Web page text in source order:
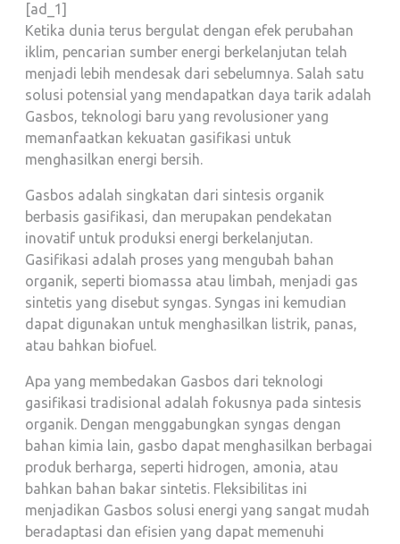
[ad_1]
Ketika dunia terus bergulat dengan efek perubahan
iklim, pencarian sumber energi berkelanjutan telah
menjadi lebih mendesak dari sebelumnya. Salah satu
solusi potensial yang mendapatkan daya tarik adalah
Gasbos, teknologi baru yang revolusioner yang
memanfaatkan kekuatan gasifikasi untuk
menghasilkan energi bersih.
Gasbos adalah singkatan dari sintesis organik
berbasis gasifikasi, dan merupakan pendekatan
inovatif untuk produksi energi berkelanjutan.
Gasifikasi adalah proses yang mengubah bahan
organik, seperti biomassa atau limbah, menjadi gas
sintetis yang disebut syngas. Syngas ini kemudian
dapat digunakan untuk menghasilkan listrik, panas,
atau bahkan biofuel.
Apa yang membedakan Gasbos dari teknologi
gasifikasi tradisional adalah fokusnya pada sintesis
organik. Dengan menggabungkan syngas dengan
bahan kimia lain, gasbo dapat menghasilkan berbagai
produk berharga, seperti hidrogen, amonia, atau
bahkan bahan bakar sintetis. Fleksibilitas ini
menjadikan Gasbos solusi energi yang sangat mudah
beradaptasi dan efisien yang dapat memenuhi